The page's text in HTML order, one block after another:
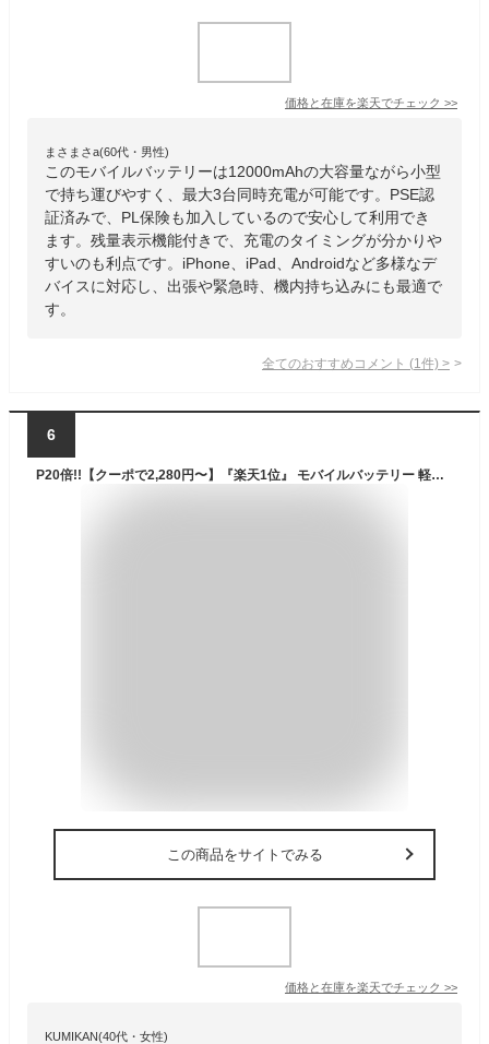
価格と在庫を楽天でチェック >>
まさまさa(60代・男性)
このモバイルバッテリーは12000mAhの大容量ながら小型
で持ち運びやすく、最大3台同時充電が可能です。PSE認
証済みで、PL保険も加入しているので安心して利用でき
ます。残量表示機能付きで、充電のタイミングが分かりや
すいのも利点です。iPhone、iPad、Androidなど多様なデ
バイスに対応し、出張や緊急時、機内持ち込みにも最適で
す。
全てのおすすめコメント (1 件) >
6
P20倍!!【クーポで2,280円〜】『楽天1位』 モバイルバッテリー 軽量 小型 大容量 薄型 22800mAh タイプC ライトニングケーブル内蔵 急速充電 5台同時充電 PSE技術基準適合 残量表示 LEDライト 充電器 機内持ち込み可 コンパクト 安全設計 回路保護 スマホ全機種対応
この商品をサイトでみる
価格と在庫を楽天でチェック >>
KUMIKAN(40代・女性)